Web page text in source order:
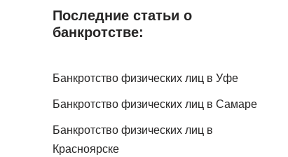
Последние статьи о
банкротстве:
Банкротство физических лиц в Уфе
Банкротство физических лиц в Самаре
Банкротство физических лиц в
Красноярске